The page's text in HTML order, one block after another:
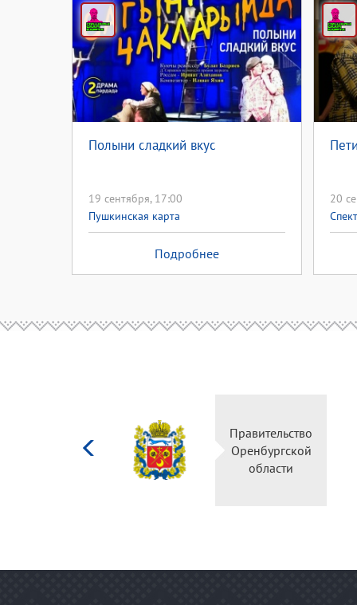
Полыни сладкий вкус
19 сентября, 17:00
Пушкинская карта
Подробнее
20
Правительство
Оренбургской
области